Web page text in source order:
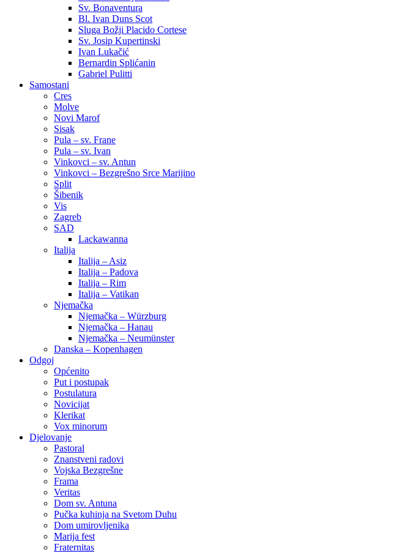
Sv. Bonaventura
Bl. Ivan Duns Scot
Sluga Božji Placido Cortese
Sv. Josip Kupertinski
Ivan Lukačić
Bernardin Splićanin
Gabriel Pulitti
Samostani
Cres
Molve
Novi Marof
Sisak
Pula – sv. Frane
Pula – sv. Ivan
Vinkovci – sv. Antun
Vinkovci – Bezgrešno Srce Marijino
Split
Šibenik
Vis
Zagreb
SAD
Lackawanna
Italija
Italija – Asiz
Italija – Padova
Italija – Rim
Italija – Vatikan
Njemačka
Njemačka – Würzburg
Njemačka – Hanau
Njemačka – Neumünster
Danska – Kopenhagen
Odgoj
Općenito
Put i postupak
Postulatura
Novicijat
Klerikat
Vox minorum
Djelovanje
Pastoral
Znanstveni radovi
Vojska Bezgrešne
Frama
Veritas
Dom sv. Antuna
Pučka kuhinja na Svetom Duhu
Dom umirovljenika
Marija fest
Fraternitas